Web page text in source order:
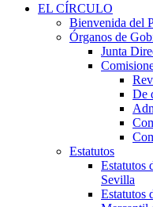
EL CÍRCULO
Bienvenida del
Órganos de
Junta
De
Estatutos
Estatutos
Sevilla
Estatutos